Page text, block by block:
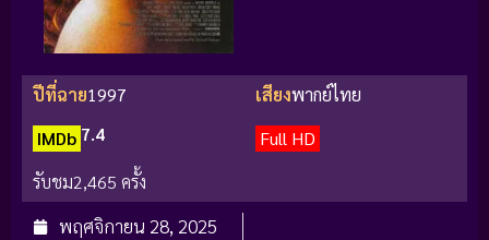
ปีที่ฉาย1997 เสียงพากย์ไทย
IMDb 7.4
Full HD
รับชม2,465 ครั้ง
พฤศจิกายน 28, 2025